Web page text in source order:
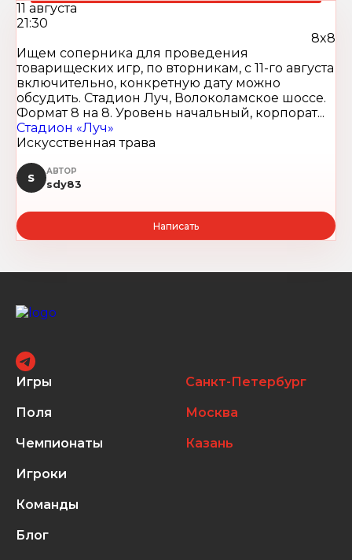
11 августа
21:30
8x8
Ищем соперника для проведения
товарищеских игр, по вторникам, с 11-го августа
включительно, конкретную дату можно
обсудить. Стадион Луч, Волоколамское шоссе.
Формат 8 на 8. Уровень начальный, корпорат...
Стадион «Луч»
Искусственная трава
S
АВТОР
sdy83
Написать
Игры
Поля
Чемпионаты
Игроки
Команды
Блог
Санкт-Петербург
Москва
Казань